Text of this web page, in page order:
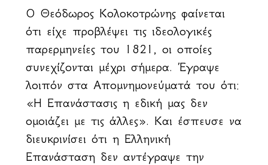
Ο Θεόδωρος Κολοκοτρώνης φαίνεται
ότι είχε προβλέψει τις ιδεολογικές
παρερμηνείες του 1821, οι οποίες
συνεχίζονται μέχρι σήμερα. Έγραψε
λοιπόν στα Απομνημονεύματά του ότι:
«Η Επανάστασις η εδική μας δεν
ομοιάζει με τις άλλες». Και έσπευσε να
διευκρινίσει ότι η Ελληνική
Επανάσταση δεν αντέγραψε την